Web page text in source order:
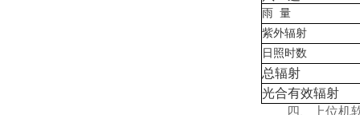
雨 量
紫外辐射
日照时数
总辐射
光合有效辐射
四、上位机